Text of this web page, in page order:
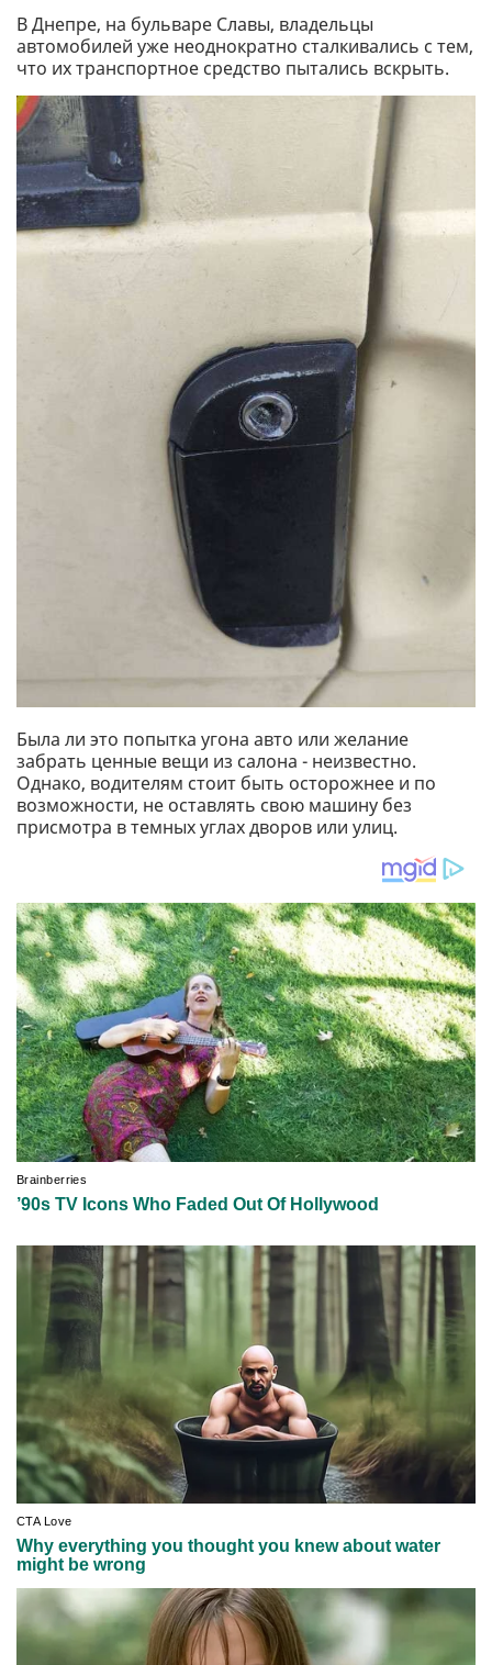
В Днепре, на бульваре Славы, владельцы
автомобилей уже неоднократно сталкивались с тем,
что их транспортное средство пытались вскрыть.
Была ли это попытка угона авто или желание
забрать ценные вещи из салона - неизвестно.
Однако, водителям стоит быть осторожнее и по
возможности, не оставлять свою машину без
присмотра в темных углах дворов или улиц.